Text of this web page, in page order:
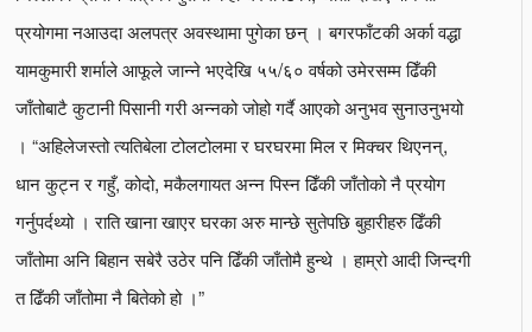
प्रयोगमा नआउदा अलपत्र अवस्थामा पुगेका छन् । बगरफाँटकी अर्का वद्धा
यामकुमारी शर्माले आफूले जान्ने भएदेखि ५५/६० वर्षको उमेरसम्म ढिँकी
जाँतोबाटै कुटानी पिसानी गरी अन्नको जोहो गर्दै आएको अनुभव सुनाउनुभयो
। “अहिलेजस्तो त्यतिबेला टोलटोलमा र घरघरमा मिल र मिक्चर थिएनन्,
धान कुट्न र गहुँ, कोदो, मकैलगायत अन्न पिस्न ढिँकी जाँतोको नै प्रयोग
गर्नुपर्दथ्यो । राति खाना खाएर घरका अरु मान्छे सुतेपछि बुहारीहरु ढिँकी
जाँतोमा अनि बिहान सबेरै उठेर पनि ढिँकी जाँतोमै हुन्थे । हाम्रो आदी जिन्दगी
त ढिँकी जाँतोमा नै बितेको हो ।”